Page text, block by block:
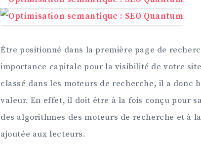
Être positionné dans la première page de
importance capitale pour la visibilité de votre
classé dans les moteurs de recherche, il a donc
valeur. En effet, il doit être à la fois conçu pour
des algorithmes des moteurs de recherche et à
ajoutée aux lecteurs.